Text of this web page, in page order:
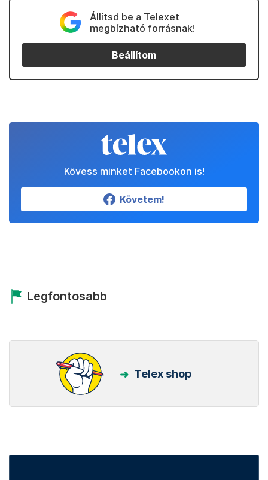
Állítsd be a Telexet
megbízható forrásnak!
Beállítom
Kövess minket Facebookon is!
Követem!
Legfontosabb
Telex shop